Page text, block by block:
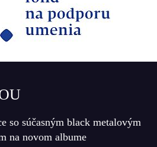
so súčasným black metalovým
na novom albume